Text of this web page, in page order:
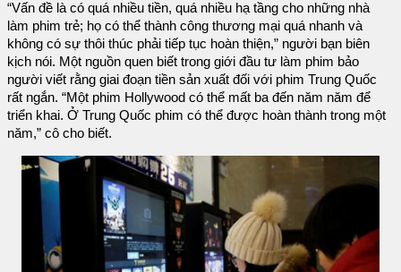
“Vấn đề là có quá nhiều tiền, quá nhiều hạ tầng cho những nhà
làm phim trẻ; họ có thể thành công thương mại quá nhanh và
không có sự thôi thúc phải tiếp tục hoàn thiện,” người bạn biên
kịch nói. Một nguồn quen biết trong giới đầu tư làm phim bảo
người viết rằng giai đoạn tiền sản xuất đối với phim Trung Quốc
rất ngắn. “Một phim Hollywood có thể mất ba đến năm năm để
triển khai. Ở Trung Quốc phim có thể được hoàn thành trong một
năm,” cô cho biết.